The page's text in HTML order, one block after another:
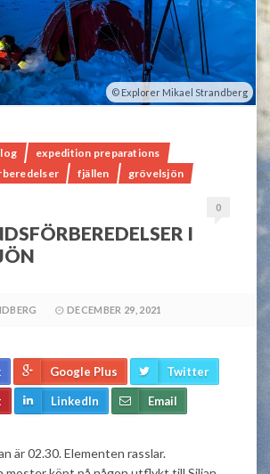
Explorer Mikael Strandberg
expedition preparations
fjällen grövelsjön
0
I
DECEMBER 29, 2021
Google Plus Twitter
LinkedIn Email
är 02.30. Elementen rasslar.